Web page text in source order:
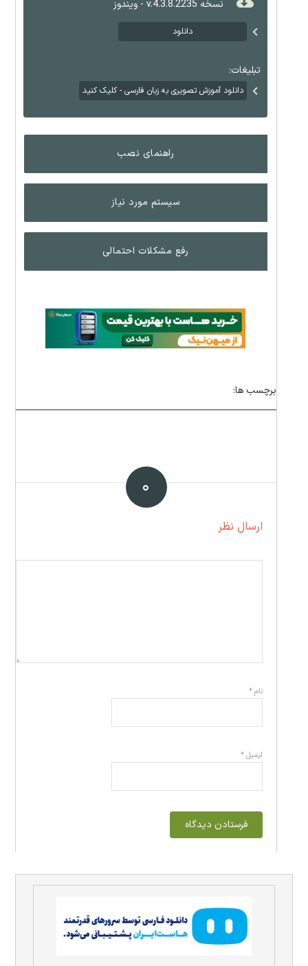
نسخه v.4.3.8.2235 - ویندوز
دانلود
تبلیغات:
دانلود آموزش تصویری به زبان فارسی - کلیک کنید
راهنمای نصب
سیستم مورد نیاز
رفع مشکلات احتمالی
برچسب ها:
۰
ارسال نظر
نام*
ایمیل*